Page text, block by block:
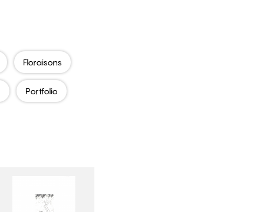
Floraisons
Portfolio